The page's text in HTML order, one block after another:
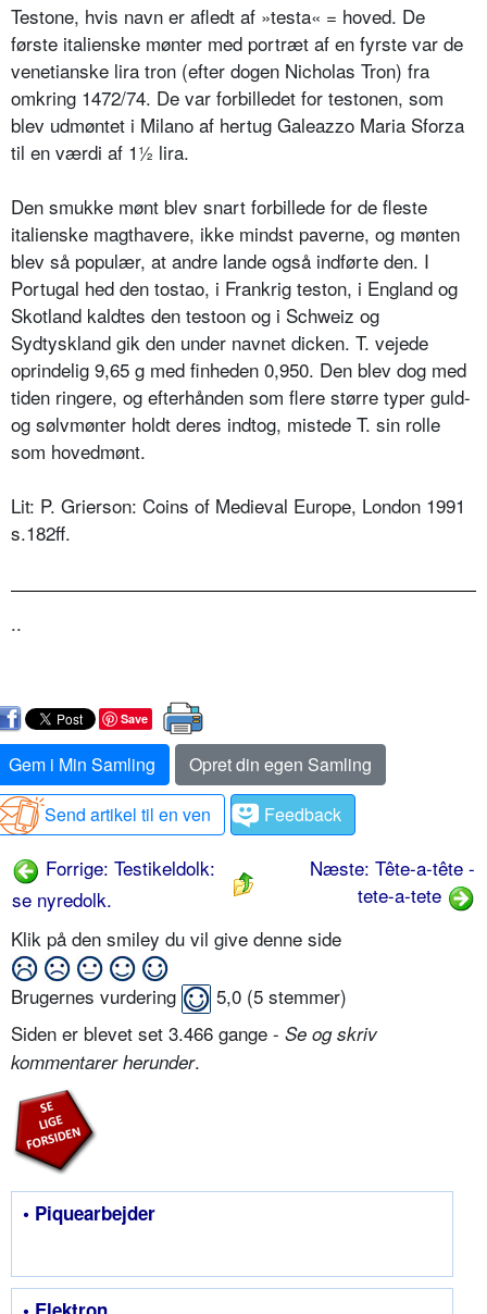
Testone, hvis navn er afledt af »testa« = hoved. De
første italienske mønter med portræt af en fyrste var de
venetianske lira tron (efter dogen Nicholas Tron) fra
omkring 1472/74. De var forbilledet for testonen, som
blev udmøntet i Milano af hertug Galeazzo Maria Sforza
til en værdi af 1½ lira.
Den smukke mønt blev snart forbillede for de fleste
italienske magthavere, ikke mindst paverne, og mønten
blev så populær, at andre lande også indførte den. I
Portugal hed den tostao, i Frankrig teston, i England og
Skotland kaldtes den testoon og i Schweiz og
Sydtyskland gik den under navnet dicken. T. vejede
oprindelig 9,65 g med finheden 0,950. Den blev dog med
tiden ringere, og efterhånden som flere større typer guld-
og sølvmønter holdt deres indtog, mistede T. sin rolle
som hovedmønt.
Lit: P. Grierson: Coins of Medieval Europe, London 1991
s.182ff.
..
Save
Gem i Min Samling
Opret din egen Samling
Send artikel til en ven
Feedback
Forrige: Testikeldolk:
se nyredolk.
Næste: Tête-a-tête -
tete-a-tete
Klik på den smiley du vil give denne side
Brugernes vurdering 5,0 (5 stemmer)
Siden er blevet set 3.466 gange - Se og skriv
kommentarer herunder.
• Piquearbejder